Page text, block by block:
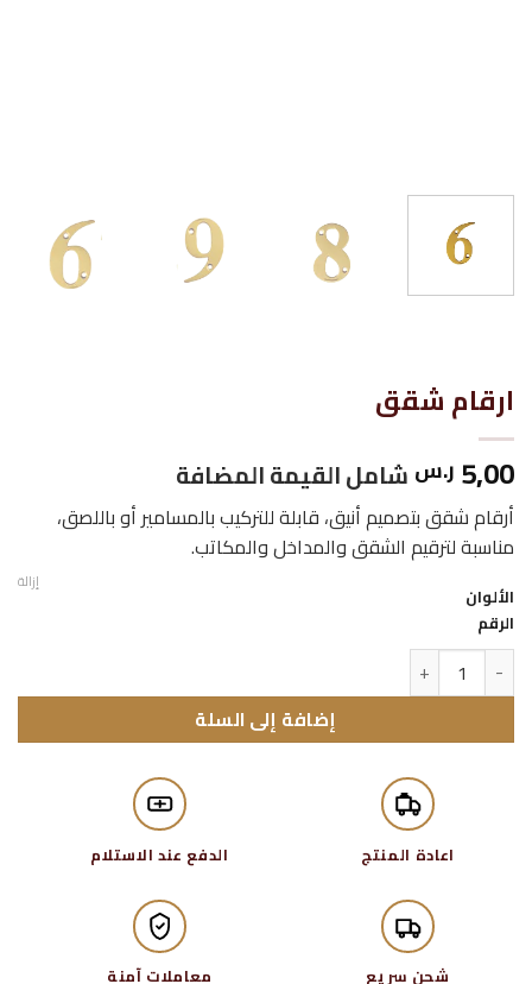
ارقام شقق
5,00 ر.س شامل القيمة المضافة
أرقام شقق بتصميم أنيق، قابلة للتركيب بالمسامير أو باللصق،
مناسبة لترقيم الشقق والمداخل والمكاتب.
الألوان
الرقم
إزالة
كمية ارقام شقق
إضافة إلى السلة
اعادة المنتج الدفع عند الاستلام
شحن سريع معاملات آمنة